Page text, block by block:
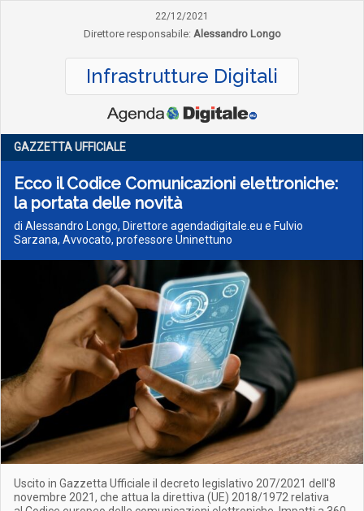
22/12/2021
Direttore responsabile: Alessandro Longo
Infrastrutture Digitali
GAZZETTA UFFICIALE
Ecco il Codice Comunicazioni elettroniche:
la portata delle novità
di Alessandro Longo, Direttore agendadigitale.eu e Fulvio
Sarzana, Avvocato, professore Uninettuno
Uscito in Gazzetta Ufficiale il decreto legislativo 207/2021 dell'8
novembre 2021, che attua la direttiva (UE) 2018/1972 relativa